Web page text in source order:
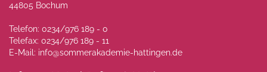
44805 Bochum
Telefon: 0234/976 189 - 0
Telefax: 0234/976 189 - 11
E-Mail: info@sommerakademie-hattingen.de